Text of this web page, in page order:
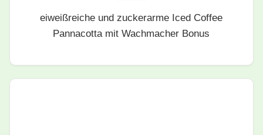
eiweißreiche und zuckerarme Iced Coffee
Pannacotta mit Wachmacher Bonus